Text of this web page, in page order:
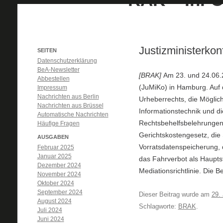
[BRAK] Am 23. und
(JuMiKo) in Hamburg.
Urheberrechts, die
Informationstechnik und
Gerichtskostengesetz,
das Fahrverbot als
Mediationsrichtlinie. Die
Dieser Beitrag wurde am 29.
Schlagworte: BRAK.
SEITEN
Datenschutzerklärung
BeA-Newsletter
Abbestellen
Impressum
Nachrichten aus Berlin
Nachrichten aus Brüssel
Automatische Nachrichten
Häufige Fragen
AUSGABEN
Februar 2025
Januar 2025
Dezember 2024
November 2024
Oktober 2024
September 2024
August 2024
Juli 2024
Juni 2024